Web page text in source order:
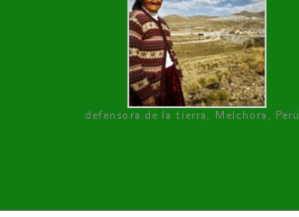
defensora de la tierra, Melchora, Perú